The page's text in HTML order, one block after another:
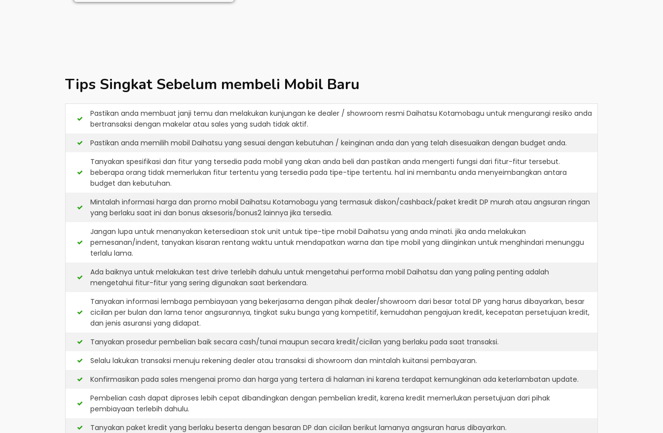
Tips Singkat Sebelum membeli Mobil Baru
Pastikan anda membuat janji temu dan melakukan kunjungan ke dealer / showroom resmi Daihatsu Kotamobagu untuk mengurangi resiko anda
bertransaksi dengan makelar atau sales yang sudah tidak aktif.
Pastikan anda memilih mobil Daihatsu yang sesuai dengan kebutuhan / keinginan anda dan yang telah disesuaikan dengan budget anda.
Tanyakan spesifikasi dan fitur yang tersedia pada mobil yang akan anda beli dan pastikan anda mengerti fungsi dari fitur-fitur tersebut.
beberapa orang tidak memerlukan fitur tertentu yang tersedia pada tipe-tipe tertentu. hal ini membantu anda menyeimbangkan antara
budget dan kebutuhan.
Mintalah informasi harga dan promo mobil Daihatsu Kotamobagu yang termasuk diskon/cashback/paket kredit DP murah atau angsuran ringan
yang berlaku saat ini dan bonus aksesoris/bonus2 lainnya jika tersedia.
Jangan lupa untuk menanyakan ketersediaan stok unit untuk tipe-tipe mobil Daihatsu yang anda minati. jika anda melakukan
pemesanan/indent, tanyakan kisaran rentang waktu untuk mendapatkan warna dan tipe mobil yang diinginkan untuk menghindari menunggu
terlalu lama.
Ada baiknya untuk melakukan test drive terlebih dahulu untuk mengetahui performa mobil Daihatsu dan yang paling penting adalah
mengetahui fitur-fitur yang sering digunakan saat berkendara.
Tanyakan informasi lembaga pembiayaan yang bekerjasama dengan pihak dealer/showroom dari besar total DP yang harus dibayarkan, besar
cicilan per bulan dan lama tenor angsurannya, tingkat suku bunga yang kompetitif, kemudahan pengajuan kredit, kecepatan persetujuan kredit,
dan jenis asuransi yang didapat.
Tanyakan prosedur pembelian baik secara cash/tunai maupun secara kredit/cicilan yang berlaku pada saat transaksi.
Selalu lakukan transaksi menuju rekening dealer atau transaksi di showroom dan mintalah kuitansi pembayaran.
Konfirmasikan pada sales mengenai promo dan harga yang tertera di halaman ini karena terdapat kemungkinan ada keterlambatan update.
Pembelian cash dapat diproses lebih cepat dibandingkan dengan pembelian kredit, karena kredit memerlukan persetujuan dari pihak
pembiayaan terlebih dahulu.
Tanyakan paket kredit yang berlaku beserta dengan besaran DP dan cicilan berikut lamanya angsuran harus dibayarkan.